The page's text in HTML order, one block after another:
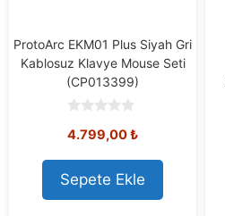
ProtoArc EKM01 Plus Siyah Gri
Kablosuz Klavye Mouse Seti
(CP013399)
o
t
o
f
5
4.799,00₺
Sepete Ekle